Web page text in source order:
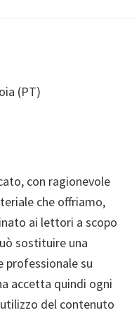
(PT)
con ragionevole
che offriamo,
ai lettori a scopo
sostituire una
professionale su
accetta quindi ogni
del contenuto